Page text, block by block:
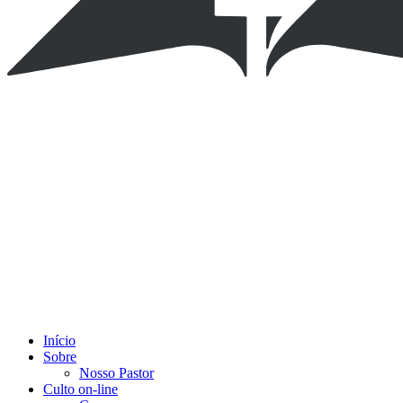
Início
Sobre
Nosso Pastor
Culto on-line